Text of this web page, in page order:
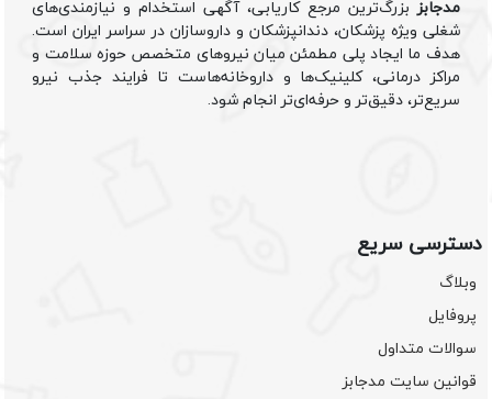
مدجابزبزرگ‌ترین مرجع کاریابی، آگهی استخدام و نیازمندی‌های
شغلی ویژه پزشکان، دندانپزشکان و داروسازان در سراسر ایران است.
هدف ما ایجاد پلی مطمئن میان نیروهای متخصص حوزه سلامت و
مراکز درمانی، کلینیک‌ها و داروخانه‌هاست تا فرایند جذب نیرو
سریع‌تر، دقیق‌تر و حرفه‌ای‌تر انجام شود.
دسترسی سریع
وبلاگ
پروفایل
سوالات متداول
قوانین سایت مدجابز